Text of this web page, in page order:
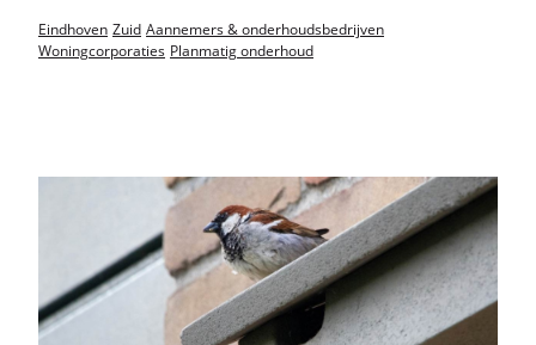
Eindhoven Zuid Aannemers & onderhoudsbedrijven
Woningcorporaties Planmatig onderhoud